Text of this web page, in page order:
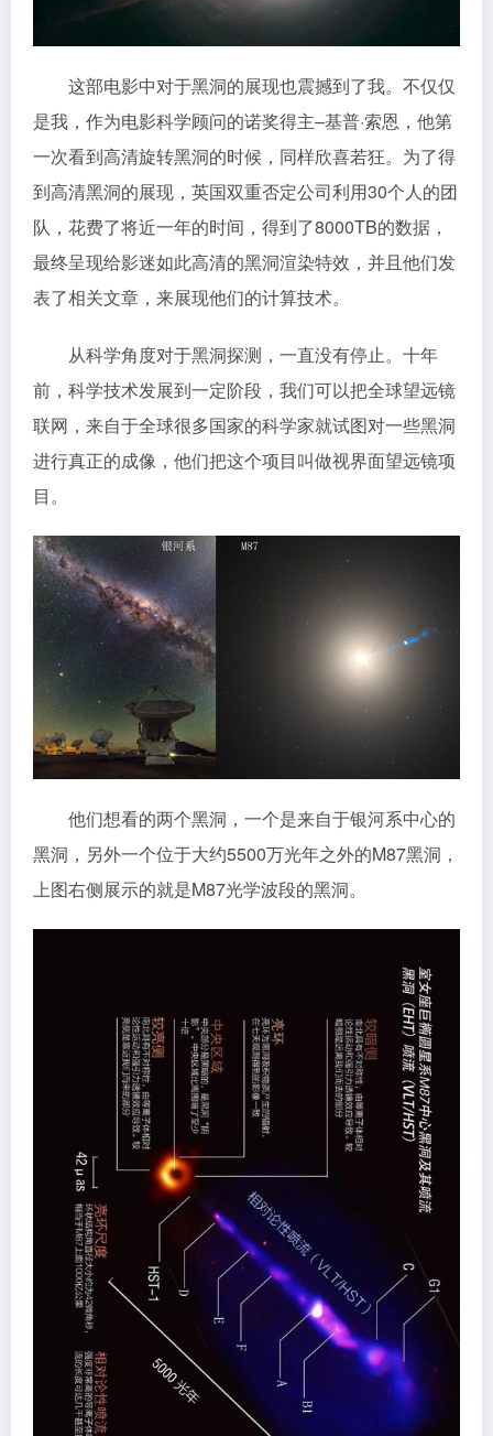
这部电影中对于黑洞的展现也震撼到了我。不仅仅
是我，作为电影科学顾问的诺奖得主–基普·索恩，他第
一次看到高清旋转黑洞的时候，同样欣喜若狂。为了得
到高清黑洞的展现，英国双重否定公司利用30个人的团
队，花费了将近一年的时间，得到了8000TB的数据，
最终呈现给影迷如此高清的黑洞渲染特效，并且他们发
表了相关文章，来展现他们的计算技术。
从科学角度对于黑洞探测，一直没有停止。十年
前，科学技术发展到一定阶段，我们可以把全球望远镜
联网，来自于全球很多国家的科学家就试图对一些黑洞
进行真正的成像，他们把这个项目叫做视界面望远镜项
目。
他们想看的两个黑洞，一个是来自于银河系中心的
黑洞，另外一个位于大约5500万光年之外的M87黑洞，
上图右侧展示的就是M87光学波段的黑洞。